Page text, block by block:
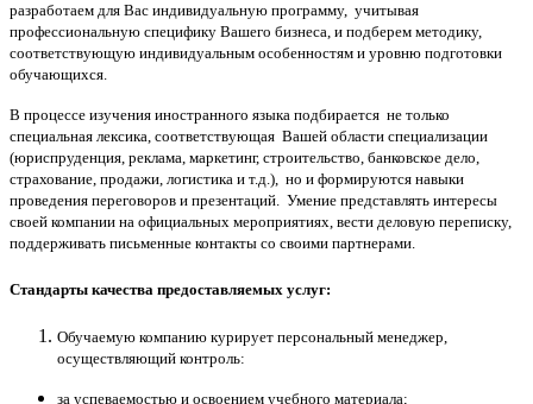
разработаем для Вас индивидуальную программу, учитывая
профессиональную специфику Вашего бизнеса, и подберем методику,
соответствующую индивидуальным особенностям и уровню подготовки
обучающихся.
В процессе изучения иностранного языка подбирается не только
специальная лексика, соответствующая Вашей области специализации
(юриспруденция, реклама, маркетинг, строительство, банковское дело,
страхование, продажи, логистика и т.д.), но и формируются навыки
проведения переговоров и презентаций. Умение представлять интересы
своей компании на официальных мероприятиях, вести деловую переписку,
поддерживать письменные контакты со своими партнерами.
Стандарты качества предоставляемых услуг:
Обучаемую компанию курирует персональный менеджер,
осуществляющий контроль:
за успеваемостью и освоением учебного материала;